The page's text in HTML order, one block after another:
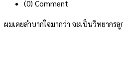
(0) Comment
ผมเคยลำบากใจมากว่า จะเป็นวิทยากร